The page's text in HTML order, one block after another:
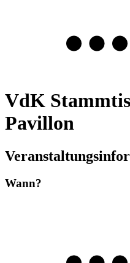
VdK
Pavillon
Wann?